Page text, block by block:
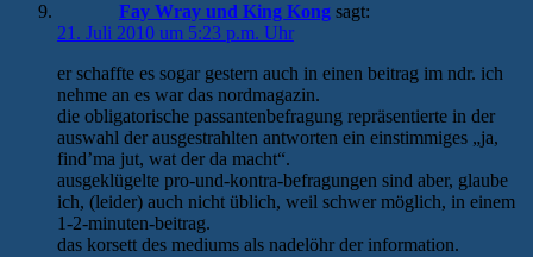
Fay Wray und King Kong sagt:
21. Juli 2010 um 5:23 p.m. Uhr
er schaffte es sogar gestern auch in einen beitrag im ndr. ich
nehme an es war das nordmagazin.
die obligatorische passantenbefragung repräsentierte in der
auswahl der ausgestrahlten antworten ein einstimmiges „ja,
find’ma jut, wat der da macht“.
ausgeklügelte pro-und-kontra-befragungen sind aber, glaube
ich, (leider) auch nicht üblich, weil schwer möglich, in einem
1-2-minuten-beitrag.
das korsett des mediums als nadelöhr der information.